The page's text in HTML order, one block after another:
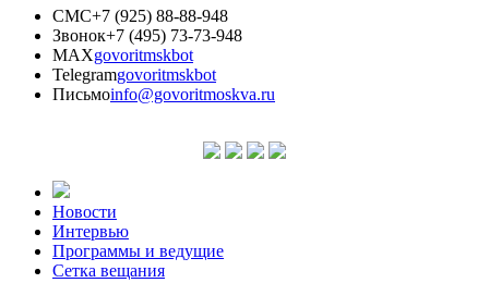
СМС+7 (925) 88-88-948
Звонок+7 (495) 73-73-948
MAXgovoritmskbot
Telegramgovoritmskbot
Письмоinfo@govoritmoskva.ru
Новости
Интервью
Программы и ведущие
Сетка вещания